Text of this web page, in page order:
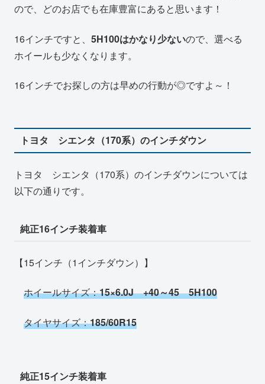
ので、どのお店でも在庫豊富にあると思います！
16インチですと、 5H100はかなり少ないので、選べる
ホイールも少なくなります。
16インチでお探しの方は早めの行動が◎ですよ～！
トヨタ シエンタ（170系）のインチダウン
トヨタ シエンタ（170系）のインチダウンについては
以下の通りです。
純正16インチ装着車
【15インチ（1インチダウン）】
ホイールサイズ：15×6.0J +40～45 5H100
タイヤサイズ：185/60R15
純正15インチ装着車